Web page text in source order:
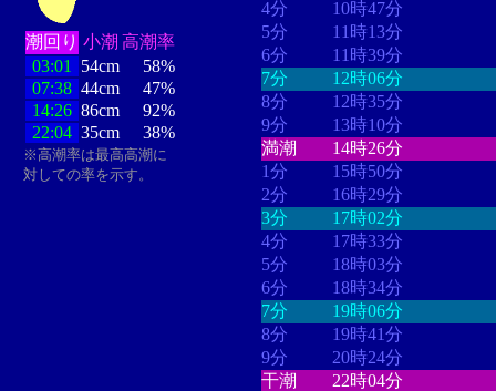
潮回り 小潮 高潮率
03:01
54cm
58%
07:38 44cm
47%
14:26 86cm
92%
22:04 35cm 38%
※高潮率は最高高潮に
対しての率を示す。
4分
10時47分
5分
11時13分
6分
11時39分
7分
12時06分
8分
12時35分
9分
13時10分
満潮
14時26分
1分
15時50分
2分
16時29分
3分
17時02分
4分
17時33分
5分
18時03分
6分
18時34分
7分
19時06分
8分
19時41分
9分
20時24分
干潮
22時04分